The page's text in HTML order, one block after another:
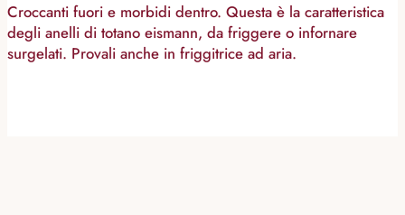
Croccanti fuori e morbidi dentro. Questa è la caratteristica
degli anelli di totano eismann, da friggere o infornare
surgelati. Provali anche in friggitrice ad aria.